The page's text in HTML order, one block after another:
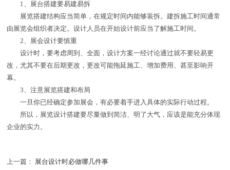
1、展台搭建要易建易拆
展览搭建结构应当简单，在规定时间内能够装拆。建拆施工时间通常
由展览会组织者决定。设计人员在开始设计前应当了解施工时间。
2、展会设计要慎重
设计时，要考虑周到、全面，设计方案一经讨论通过就不要轻易更
改，尤其不要在后期更改，更改可能拖延施工、增加费用、甚至影响开
幕。
3、注意展览搭建和布局
一旦你已经确定参加展会，有必要着手进入具体的实际行动过程。
所以，展览设计搭建要尽量做到简洁、明了大气，应该是能充分体现
企业的实力。
上一篇：
展台设计时必做哪几件事